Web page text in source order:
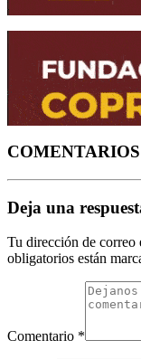
COMENTARIOS
Deja una
Tu dirección de correo
obligatorios están
Comentario *